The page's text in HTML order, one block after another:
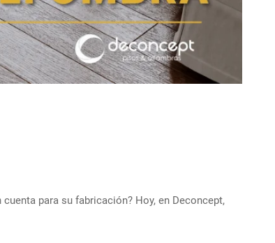
para su fabricación? Hoy, en Deconcept,